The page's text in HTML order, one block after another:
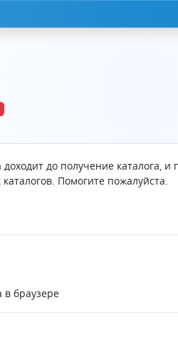
до получение каталога,
Помогите пожалуйста.
в браузере